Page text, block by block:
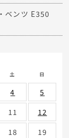
ベンツ E350
土 日
4
5
11
12
18
19